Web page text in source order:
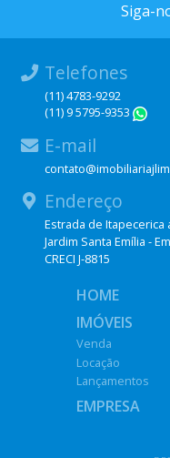
Siga-
Telefones
(11) 4783-9292
(11) 9 5795-9353
E-mail
Endereço
Estrada de Itapecerica
Jardim Santa Emília -
CRECI J-8815
HOME
IMÓVEIS
Venda
Locação
Lançamentos
EMPRESA